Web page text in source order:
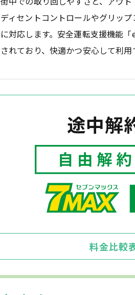
ディセントコントロールやグリッ
に対応します。安全運転支援機能
されており、快適かつ安心して利
途中解
料金比較